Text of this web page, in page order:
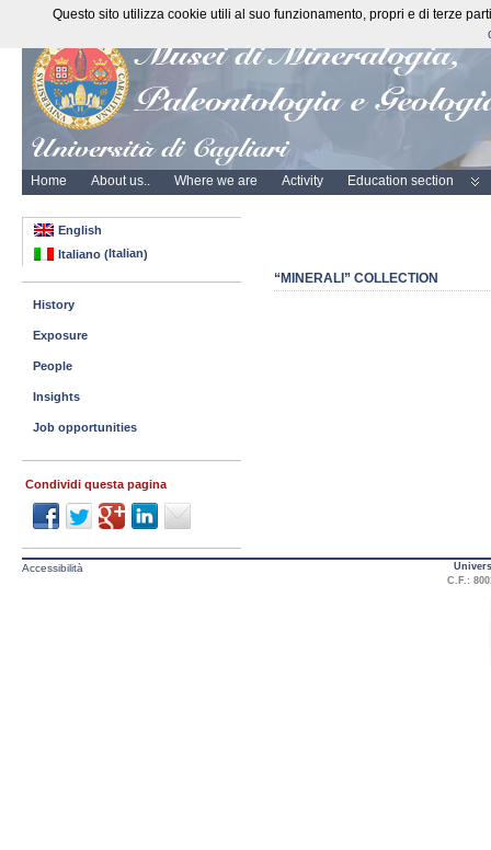
Home About us.. Where we are Activity Education section
“MINERALI” COLLECTION
English
Italiano ( Italian)
History
Exposure
People
Insights
Job opportunities
Condividi questa pagina
Accessibilità
C.F.:
Questo sito utilizza cookie utili al suo funzionamento, propri e di terze